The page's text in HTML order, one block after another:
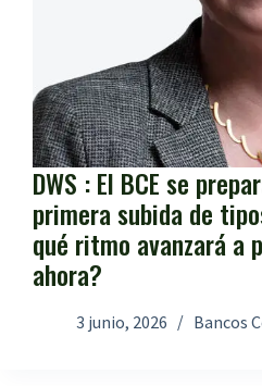
DWS : El BCE se
primera subida de
qué ritmo avanzará a
ahora?
3 junio, 2026 Bancos